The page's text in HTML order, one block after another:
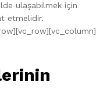
ulaşabilmek için
etmelidir.